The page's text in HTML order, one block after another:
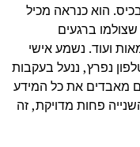
הוא כנראה מכיל
ברגעים
ועוד. נשמע אישי
נפרץ, ננעל בעקבות
מאבדים את כל המידע
פחות מדויקת, זה